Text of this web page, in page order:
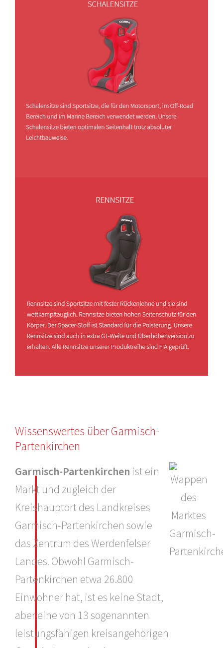
Wissenswertes über Garmisch-
Partenkirchen
Garmisch-Partenkirchen ist ein
Markt und zugleich der
Kreishauptort des Landkreises
Garmisch-Partenkirchen sowie
das Zentrum des Werdenfelser
Landes. Obwohl Garmisch-
Partenkirchen etwa 26.800
Einwohner hat, ist es keine Stadt,
aber eine von 13 sogenannten
leistungsfähigen kreisangehörigen